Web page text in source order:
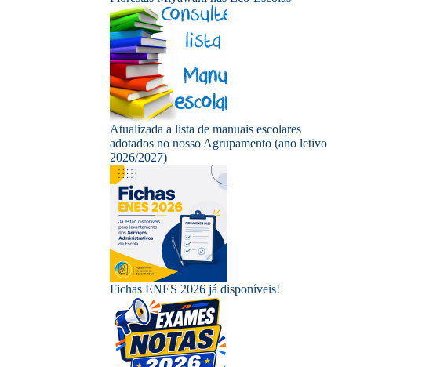
Atualizada a lista de manuais escolares
adotados no nosso Agrupamento (ano letivo
2026/2027)
Fichas ENES 2026 já disponíveis!